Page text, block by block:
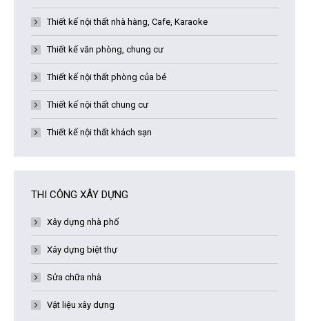
Thiết kế nội thất nhà hàng, Cafe, Karaoke
Thiết kế văn phòng, chung cư
Thiết kế nội thất phòng của bé
Thiết kế nội thất chung cư
Thiết kế nội thất khách sạn
THI CÔNG XÂY DỰNG
Xây dựng nhà phố
Xây dựng biệt thự
Sửa chữa nhà
Vật liệu xây dựng